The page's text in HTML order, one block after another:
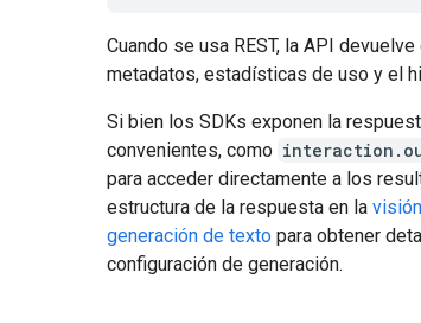
Cuando se usa REST, la API
metadatos, estadísticas de uso y el
Si bien los SDKs exponen la
convenientes, como
para acceder directamente a los
estructura de la respuesta en la
generación de texto para obtener
configuración de generación.